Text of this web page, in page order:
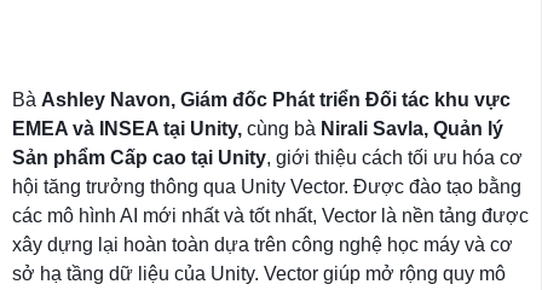
Bà Ashley Navon, Giám đốc Phát triển Đối tác khu vực
EMEA và INSEA tại Unity, cùng bà Nirali Savla, Quản lý
Sản phẩm Cấp cao tại Unity, giới thiệu cách tối ưu hóa cơ
hội tăng trưởng thông qua Unity Vector. Được đào tạo bằng
các mô hình AI mới nhất và tốt nhất, Vector là nền tảng được
xây dựng lại hoàn toàn dựa trên công nghệ học máy và cơ
sở hạ tầng dữ liệu của Unity. Vector giúp mở rộng quy mô